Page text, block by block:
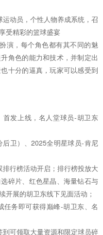
动员，个性人物养成系统，召
受精彩的篮球盛宴
演，每个角色都有其不同的魅
角色的能力和技术，并制定出
十分的逼真，玩家可以感受到
发上线，名人堂球员-胡卫东
卫）、2025全明星球员-肯尼
行榜活动开启；排行榜投放大
碎片、红色星晶、海量钻石与
开展的胡卫东线下见面活动；
务即可获得巅峰-胡卫东、名
到可领取大量资源和限定球员碎